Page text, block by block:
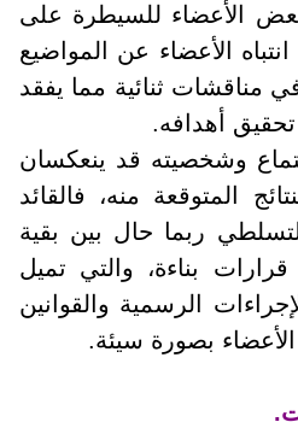
الأعضاء للسيطرة على
الأعضاء عن المواضيع
مناقشات ثنائية مما يفقد
تحقيق أهدافه.
وشخصيته قد ينعكسان
المتوقعة منه، فالقائد
ربما حال بين بقية
بناءة، والتي تميل
الرسمية والقوانين
بصورة سيئة.